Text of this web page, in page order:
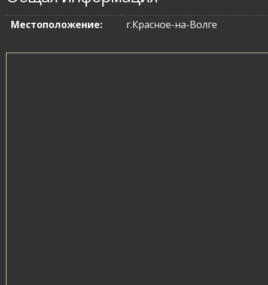
Местоположение: г.Красное-на-Волге